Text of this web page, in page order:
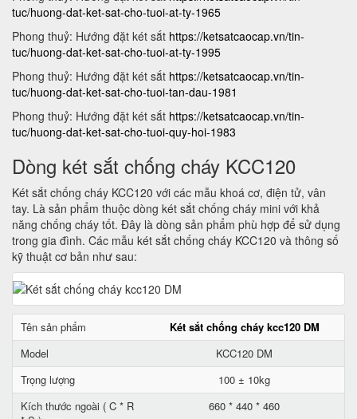
tuc/huong-dat-ket-sat-cho-tuoi-at-ty-1965
Phong thuỷ: Hướng đặt két sắt https://ketsatcaocap.vn/tin-
tuc/huong-dat-ket-sat-cho-tuoi-at-ty-1995
Phong thuỷ: Hướng đặt két sắt https://ketsatcaocap.vn/tin-
tuc/huong-dat-ket-sat-cho-tuoi-tan-dau-1981
Phong thuỷ: Hướng đặt két sắt https://ketsatcaocap.vn/tin-
tuc/huong-dat-ket-sat-cho-tuoi-quy-hoi-1983
Dòng két sắt chống cháy KCC120
Két sắt chống cháy KCC120 với các mẫu khoá cơ, điện tử, vân
tay. Là sản phẩm thuộc dòng két sắt chống cháy mini với khả
năng chống cháy tốt. Đây là dòng sản phẩm phù hợp để sử dụng
trong gia đình. Các mẫu két sắt chống cháy KCC120 và thông số
kỹ thuật cơ bản như sau:
Tên sản phẩm
Két sắt chống cháy kcc120 DM
Model
KCC120 DM
Trọng lượng
100 ± 10kg
Kích thước ngoài ( C * R
660 * 440 * 460